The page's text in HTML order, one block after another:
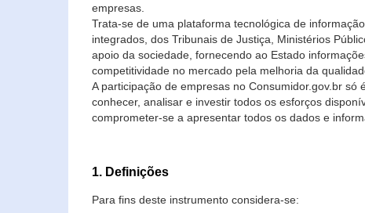
empresas.
Trata-se de uma plataforma tecnológica de
integrados, dos Tribunais de Justiça, Ministérios
apoio da sociedade, fornecendo ao Estado
competitividade no mercado pela melhoria da
A participação de empresas no Consumidor.gov.br
conhecer, analisar e investir todos os esforços
comprometer-se a apresentar todos os dados e
1. Definições
Para fins deste instrumento considera-se: